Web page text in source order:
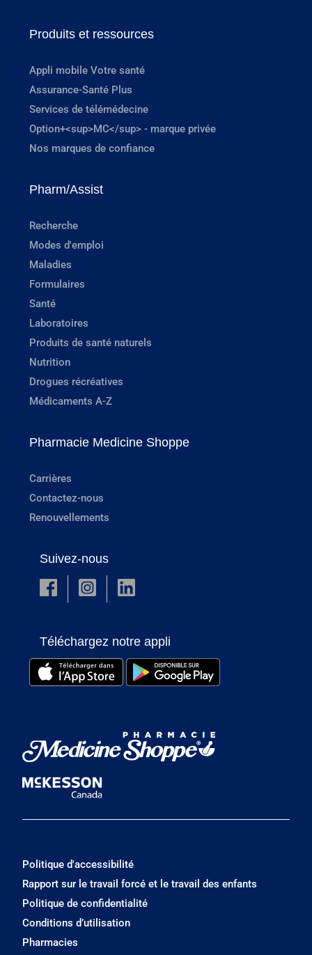
Produits et ressources
Appli mobile Votre santé
Assurance-Santé Plus
Services de télémédecine
Option+<sup>MC</sup> - marque privée
Nos marques de confiance
Pharm/Assist
Recherche
Modes d'emploi
Maladies
Formulaires
Santé
Laboratoires
Produits de santé naturels
Nutrition
Drogues récréatives
Médicaments A-Z
Pharmacie Medicine Shoppe
Carrières
Contactez-nous
Renouvellements
Suivez-nous
Téléchargez notre appli
Politique d'accessibilité
Rapport sur le travail forcé et le travail des enfants
Politique de confidentialité
Conditions d’utilisation
Pharmacies